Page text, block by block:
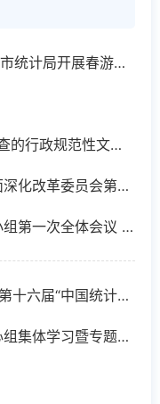
“统计同行、数绘春光”——潜江市统计局开展春游团建活动
2025年度市统计局申请备案审查的行政规范性文件目录公示
王忠林主持召开十二届省委全面深化改革委员会第五次会议 以进一步全面深化改革推动支点建设取得决定性进展 李殿勋孙伟出席
我省召开第四次农业普查领导小组第一次全体会议 高质高效推进农业普查工作
诚信统计 服务民生 ——潜江市第十六届“中国统计开放日”活动圆满举行
省统计局举办党组理论学习中心组集体学习暨专题党课